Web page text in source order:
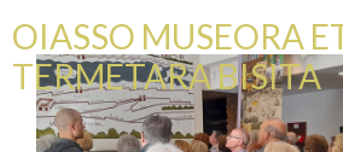
OIASSO MUSEORA
TERMETARA BISITA